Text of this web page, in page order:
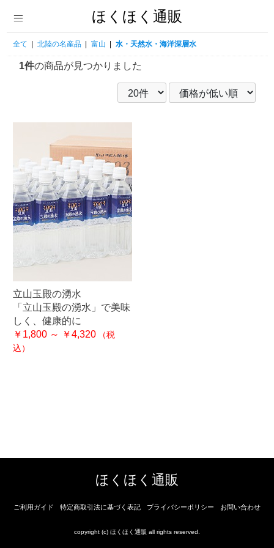
ほくほく通販
全て 北陸の名産品 富山 水・天然水・海洋深層水
1件の商品が見つかりました
立山玉殿の湧水
「立山玉殿の湧水」で美味
しく、健康的に
￥1,800 ～ ￥4,320
（税
込）
ほくほく通販
ご利用ガイド 特定商取引法に基づく表記 プライバシーポリシー お問い合わせ
copyright (c) ほくほく通販 all rights reserved.